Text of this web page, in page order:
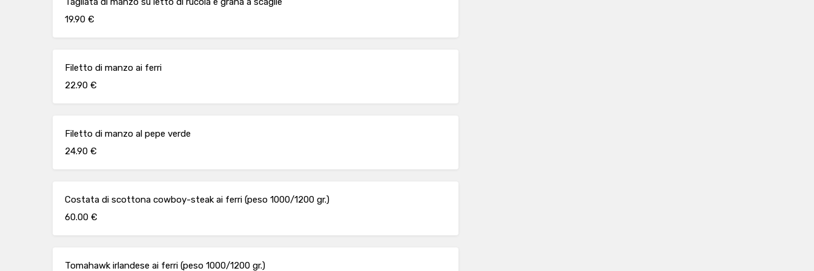
19.90 €
Filetto di manzo ai ferri
22.90 €
Filetto di manzo al pepe verde
24.90 €
Costata di scottona cowboy-steak ai ferri (peso 1000/1200 gr.)
60.00 €
Tomahawk irlandese ai ferri (peso 1000/1200 gr.)